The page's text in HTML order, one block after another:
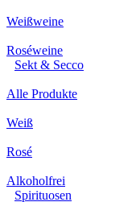
Weißweine
Roséweine
Sekt & Secco
Alle Produkte
Weiß
Rosé
Alkoholfrei
Spirituosen